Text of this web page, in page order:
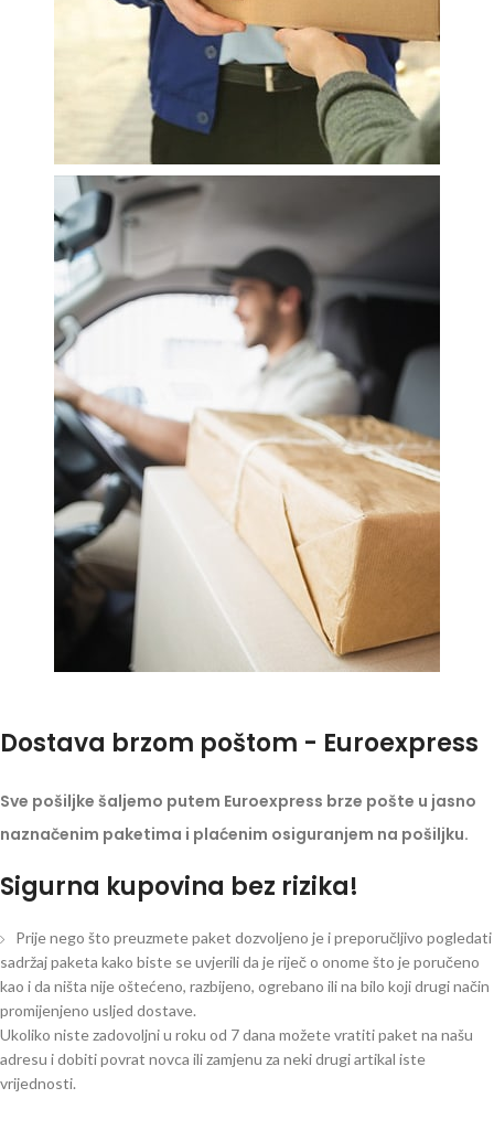
Dostava brzom poštom - Euroexpress
Sve pošiljke šaljemo putem Euroexpress brze pošte u jasno
naznačenim paketima i plaćenim osiguranjem na pošiljku.
Sigurna kupovina bez rizika!
Prije nego što preuzmete paket dozvoljeno je i preporučljivo pogledati
sadržaj paketa kako biste se uvjerili da je riječ o onome što je poručeno
kao i da ništa nije oštećeno, razbijeno, ogrebano ili na bilo koji drugi način
promijenjeno usljed dostave.
Ukoliko niste zadovoljni u roku od 7 dana možete vratiti paket na našu
adresu i dobiti povrat novca ili zamjenu za neki drugi artikal iste
vrijednosti.